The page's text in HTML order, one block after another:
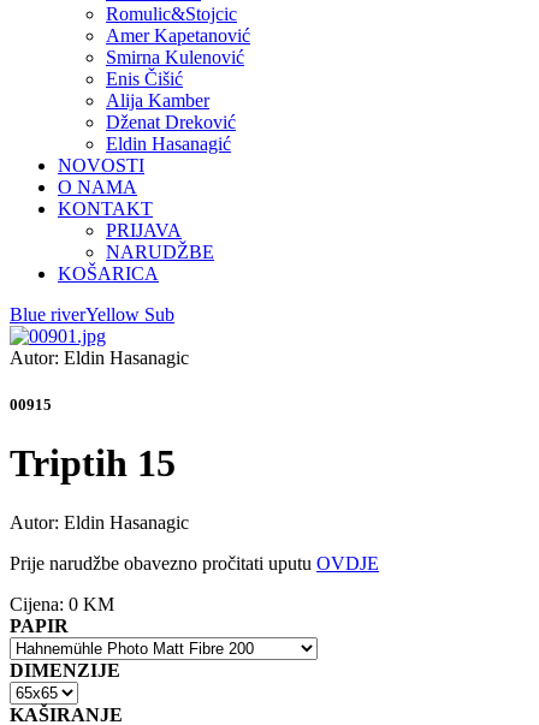
Romulic&Stojcic
Amer Kapetanović
Smirna Kulenović
Enis Čišić
Alija Kamber
Dženat Dreković
Eldin Hasanagić
NOVOSTI
O NAMA
KONTAKT
PRIJAVA
NARUDŽBE
KOŠARICA
Blue riverYellow Sub
Autor: Eldin Hasanagic
00915
Triptih 15
Autor: Eldin Hasanagic
Prije narudžbe obavezno pročitati uputu OVDJE
Cijena: 0 KM
PAPIR
DIMENZIJE
KAŠIRANJE